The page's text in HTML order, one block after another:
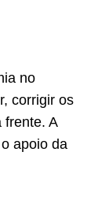
no
corrigir os
frente. A
apoio da